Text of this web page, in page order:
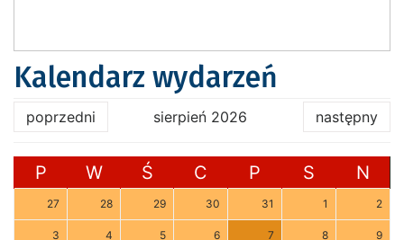
Kalendarz wydarzeń
poprzedni sierpień 2026 następny
P W Ś C P S N
27 28 29 30 31 1 2
3 4 5 6 7 8 9